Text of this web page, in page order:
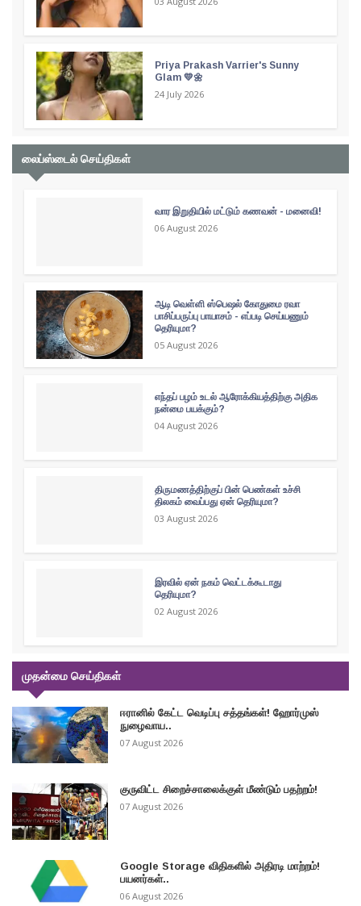
Priya Prakash Varrier's Sunny
Glam 💛🌼
24 July 2026
லைப்ஸ்டைல் செய்திகள்
வார இறுதியில் மட்டும் கணவன் - மனைவி!
06 August 2026
ஆடி வெள்ளி ஸ்பெஷல் கோதுமை ரவா
பாசிப்பருப்பு பாயாசம் - எப்படி செய்யணும்
தெரியுமா?
05 August 2026
எந்தப் பழம் உடல் ஆரோக்கியத்திற்கு அதிக
நன்மை பயக்கும்?
04 August 2026
திருமணத்திற்குப் பின் பெண்கள் உச்சி
திலகம் வைப்பது ஏன் தெரியுமா?
03 August 2026
இரவில் ஏன் நகம் வெட்டக்கூடாது
தெரியுமா?
02 August 2026
முதன்மை செய்திகள்
ஈரானில் கேட்ட வெடிப்பு சத்தங்கள்! ஹோர்முஸ்
நுழைவாய..
07 August 2026
குருவிட்ட சிறைச்சாலைக்குள் மீண்டும் பதற்றம்!
07 August 2026
Google Storage விதிகளில் அதிரடி மாற்றம்!
பயனர்கள்..
06 August 2026